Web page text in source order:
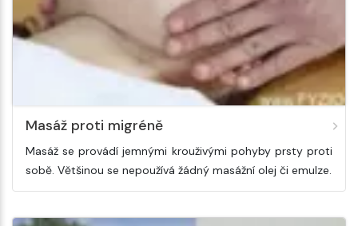
Masáž proti migréně
Masáž se provádí jemnými krouživými pohyby prsty proti
sobě. Většinou se nepoužívá žádný masážní olej či emulze.